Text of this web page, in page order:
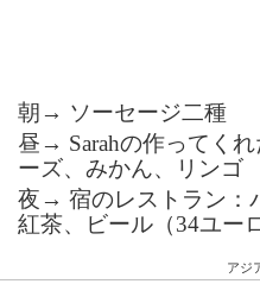
朝→ ソーセージ二種
昼→ Sarahの作ってく
ーズ、みかん、リンゴ
夜→ 宿のレストラン
紅茶、ビール（34ユー
アジ